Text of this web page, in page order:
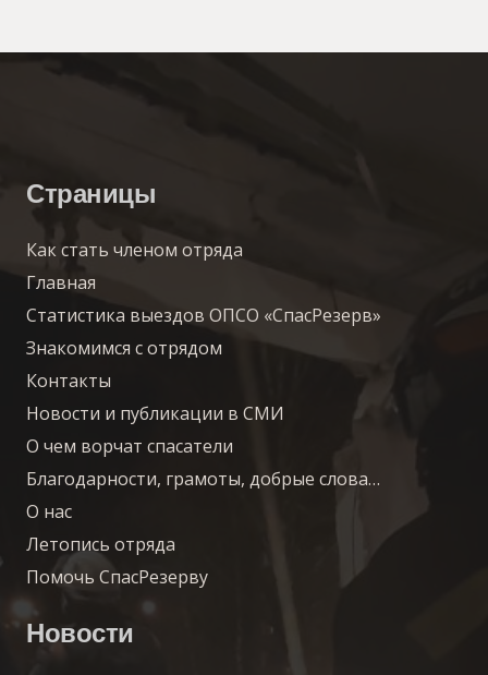
Страницы
Как стать членом отряда
Главная
Статистика выездов ОПСО «СпасРезерв»
Знакомимся с отрядом
Контакты
Новости и публикации в СМИ
О чем ворчат спасатели
Благодарности, грамоты, добрые слова…
О нас
Летопись отряда
Помочь СпасРезерву
Новости